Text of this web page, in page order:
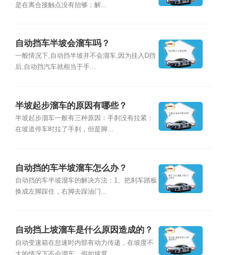
是在离合接触点没有抬够；解...
自动挡车半坡会溜车吗？
一般情况下,自动挡半坡并不会溜车,因为挂入D挡
后,自动挡汽车就相当于手...
半坡起步溜车的原因有哪些？
半坡起步溜车一般有三种原因：手刹没有拉紧：
在坡道停车时拉了手刹，但是脚...
自动挡的车半坡溜车怎么办？
自动挡的车半坡溜车的解决方法：1、把刹车踏板
换成左脚踩住，右脚去踩油门...
自动挡上坡溜车是什么原因造成的？
自动变速箱在怠速时内部有动力传递，在坡度不